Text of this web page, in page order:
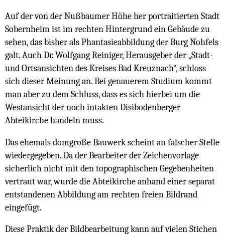
Auf der von der Nußbaumer Höhe her portraitierten Stadt
Sobernheim ist im rechten Hintergrund ein Gebäude zu
sehen, das bisher als Phantasieabbildung der Burg Nohfels
galt. Auch Dr. Wolfgang Reiniger, Herausgeber der „Stadt-
und Ortsansichten des Kreises Bad Kreuznach“, schloss
sich dieser Meinung an. Bei genauerem Studium kommt
man aber zu dem Schluss, dass es sich hierbei um die
Westansicht der noch intakten Disibodenberger
Abteikirche handeln muss.
Das ehemals domgroße Bauwerk scheint an falscher Stelle
wiedergegeben. Da der Bearbeiter der Zeichenvorlage
sicherlich nicht mit den topographischen Gegebenheiten
vertraut war, wurde die Abteikirche anhand einer separat
entstandenen Abbildung am rechten freien Bildrand
eingefügt.
Diese Praktik der Bildbearbeitung kann auf vielen Stichen